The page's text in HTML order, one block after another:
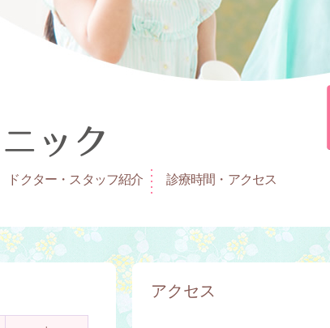
ドクター・スタッフ紹介 診療時間・アクセス
アクセス